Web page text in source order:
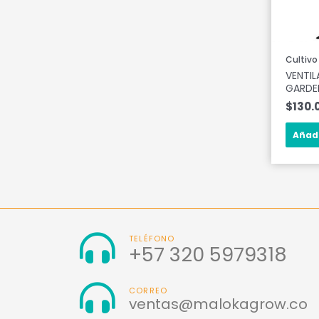
Cultivo
$
TELÉFONO
+57 320 5979318
CORREO
ventas@malokagrow.co